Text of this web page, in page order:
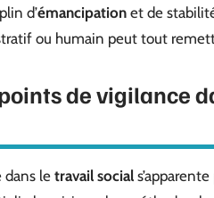
d’émancipation et de
ou humain peut tout
de vigilance
dans le travail social